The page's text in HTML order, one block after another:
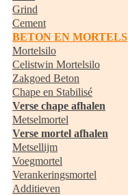
Grind
Cement
BETON EN MORTELS
Mortelsilo
Celistwin Mortelsilo
Zakgoed Beton
Chape en Stabilisé
Verse chape afhalen
Metselmortel
Verse mortel afhalen
Metsellijm
Voegmortel
Verankeringsmortel
Additieven